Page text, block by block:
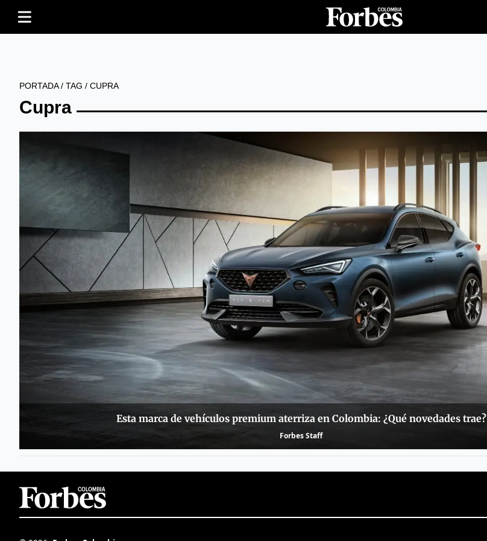
PORTADA/ TAG / CUPRA
Cupra
Esta marca de vehículos premium aterriza en Colombia: ¿Qué novedades trae?
Forbes Staff